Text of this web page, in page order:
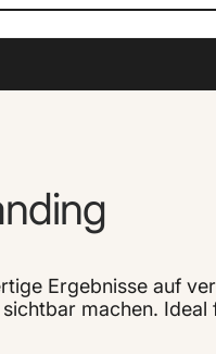
Ergebnisse auf
machen. Ideal